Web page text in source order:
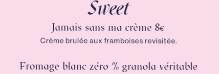
Sweet
Jamais sans ma crème 8€
Crème brulée aux framboises revisitée.
Fromage blanc zéro % granola véritable